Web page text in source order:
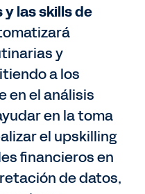
y las skills de
y
a los
en el análisis
en la toma
el upskilling
financieros en
de datos,